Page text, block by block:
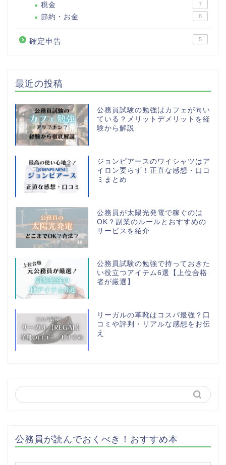
税金 7
節約・お金 8
確定申告 5
最近の投稿
公務員試験の勉強はカフェが向い
ている？メリットデメリットを経
験から解説
ジョンピアースのワイシャツはア
イロン要らず！正直な感想・口コ
ミまとめ
公務員が太陽光発電で稼ぐのは
OK？副業のルールとおすすめの
サービスを紹介
公務員試験の勉強で持っておきた
い役立つアイテム6選【上位合格
者が厳選】
リーガルの革靴はコスパ最強？口
コミや評判・リアルな感想をお伝
え
公務員が読んでおくべき！おすすめ本